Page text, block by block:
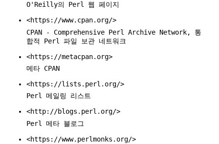
O'Reilly의 Perl 웹 페이지
<https://www.cpan.org/>
CPAN - Comprehensive Perl Archive Network, 통
합적 Perl 파일 보관 네트워크
<https://metacpan.org>
메타 CPAN
<https://lists.perl.org/>
Perl 메일링 리스트
<http://blogs.perl.org/>
Perl 메타 블로그
<https://www.perlmonks.org/>